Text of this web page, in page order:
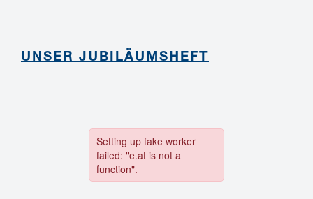
UNSER JUBILÄUMSHEFT